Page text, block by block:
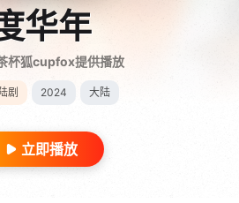
华年
杯狐cupfox提供播放
剧 2024 大陆
立即播放